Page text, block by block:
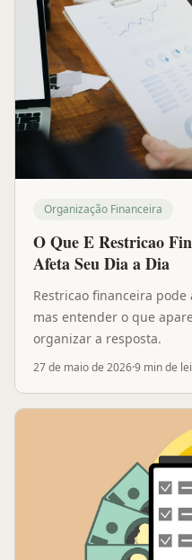
Organização Financeira
O Que E Restricao
Afeta Seu Dia a Dia
Restricao financeira
mas entender o que
organizar a resposta.
27 de maio de 2026·9 minde